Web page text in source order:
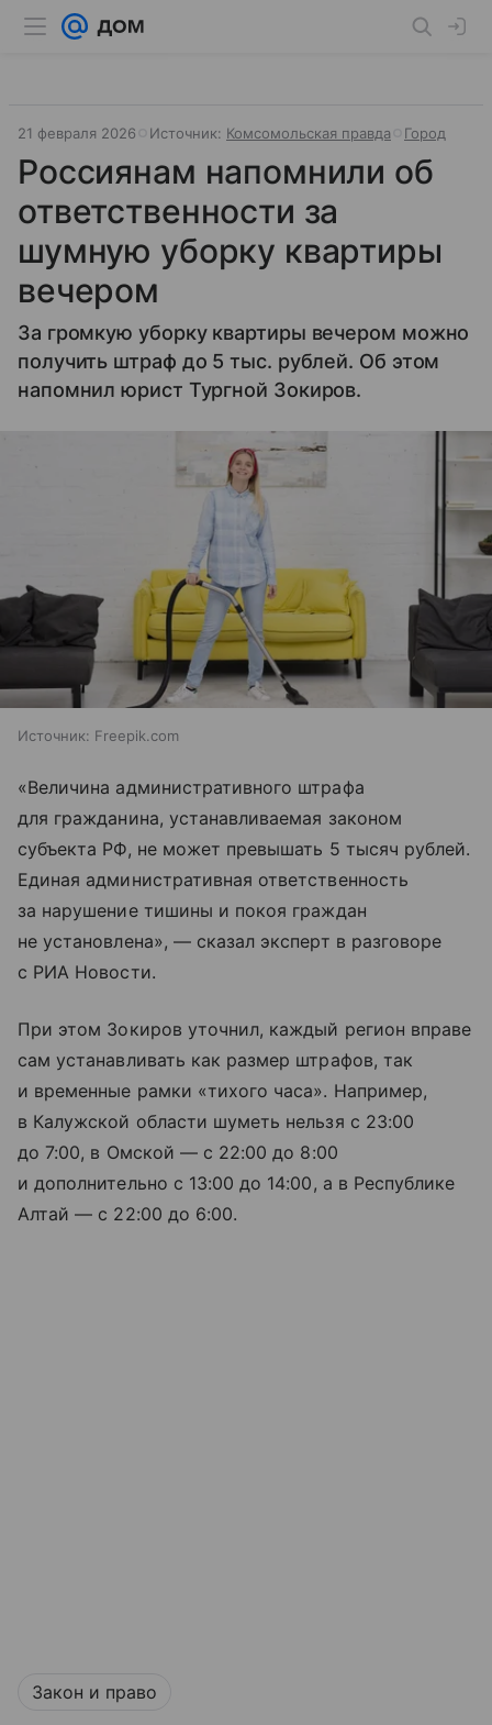
21 февраля 2026 Источник: Комсомольская правда Город
Россиянам напомнили об
ответственности за
шумную уборку квартиры
вечером
За громкую уборку квартиры вечером можно
получить штраф до 5 тыс. рублей. Об этом
напомнил юрист Тургной Зокиров.
Источник: Freepik.com
«Величина административного штрафа
для гражданина, устанавливаемая законом
субъекта РФ, не может превышать 5 тысяч рублей.
Единая административная ответственность
за нарушение тишины и покоя граждан
не установлена», — сказал эксперт в разговоре
с РИА Новости.
При этом Зокиров уточнил, каждый регион вправе
сам устанавливать как размер штрафов, так
и временные рамки «тихого часа». Например,
в Калужской области шуметь нельзя с 23:00
до 7:00, в Омской — с 22:00 до 8:00
и дополнительно с 13:00 до 14:00, а в Республике
Алтай — с 22:00 до 6:00.
Закон и право